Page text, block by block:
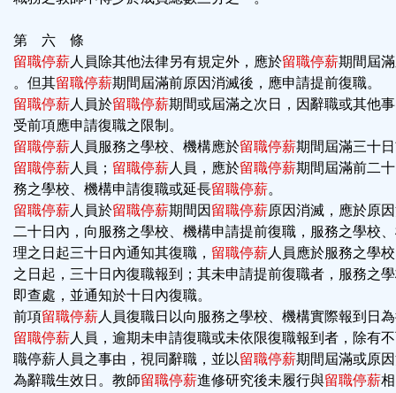
第 六 條
留職停薪人員除其他法律另有規定外，應於留職停薪期間屆
。但其留職停薪期間屆滿前原因消滅後，應申請提前復職。
留職停薪人員於留職停薪期間或屆滿之次日，因辭職或其他
受前項應申請復職之限制。
留職停薪人員服務之學校、機構應於留職停薪期間屆滿三十
留職停薪人員； 留職停薪人員，應於留職停薪期間屆滿前二
務之學校、機構申請復職或延長留職停薪。
留職停薪人員於留職停薪期間因 留職停薪原因消滅，應於原
二十日內，向服務之學校、機構申請提前復職，服務之學校
理之日起三十日內通知其復職， 留職停薪人員應於服務之學
之日起，三十日內復職報到；其未申請提前復職者，服務之
即查處，並通知於十日內復職。
前項留職停薪人員復職日以向服務之學校、機構實際報到日
留職停薪人員，逾期未申請復職或未依限復職報到者，除有
職停薪人員之事由，視同辭職，並以留職停薪期間屆滿或原
為辭職生效日。教師留職停薪進修研究後未履行與留職停薪